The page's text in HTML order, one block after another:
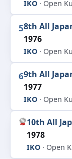
IKO · Open
58th All
1976
IKO · Open
69th All
1977
IKO · Open
10th All
1978
IKO · Open